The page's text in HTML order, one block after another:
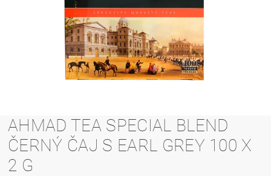
AHMAD TEA SPECIAL BLEND
ČERNÝ ČAJ S EARL GREY 100 X
2 G